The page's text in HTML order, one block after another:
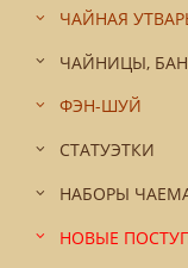
ЧАЙНАЯ
ЧАЙНИЦЫ,
ФЭН-ШУЙ
СТАТУЭТКИ
НАБОРЫ
НОВЫЕ